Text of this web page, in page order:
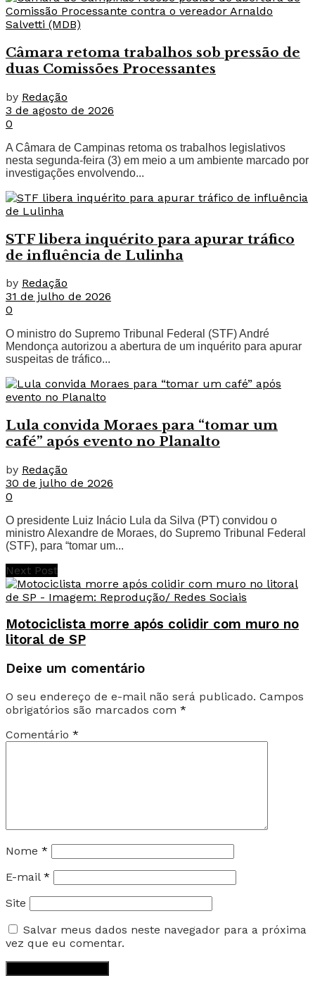
Câmara retoma trabalhos sob pressão de
duas Comissões Processantes
by Redação
3 de agosto de 2026
0
A Câmara de Campinas retoma os trabalhos legislativos
nesta segunda-feira (3) em meio a um ambiente marcado por
investigações envolvendo...
STF libera inquérito para apurar tráfico
de influência de Lulinha
by Redação
31 de julho de 2026
0
O ministro do Supremo Tribunal Federal (STF) André
Mendonça autorizou a abertura de um inquérito para apurar
suspeitas de tráfico...
Lula convida Moraes para “tomar um
café” após evento no Planalto
by Redação
30 de julho de 2026
0
O presidente Luiz Inácio Lula da Silva (PT) convidou o
ministro Alexandre de Moraes, do Supremo Tribunal Federal
(STF), para “tomar um...
Next Post
Motociclista morre após colidir com muro no
litoral de SP
Deixe um comentário
O seu endereço de e-mail não será publicado. Campos
obrigatórios são marcados com *
Comentário *
Nome *
E-mail *
Site
Salvar meus dados neste navegador para a próxima
vez que eu comentar.